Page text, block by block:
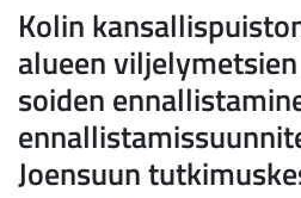
Kolin
alueen
soiden
Joensuun